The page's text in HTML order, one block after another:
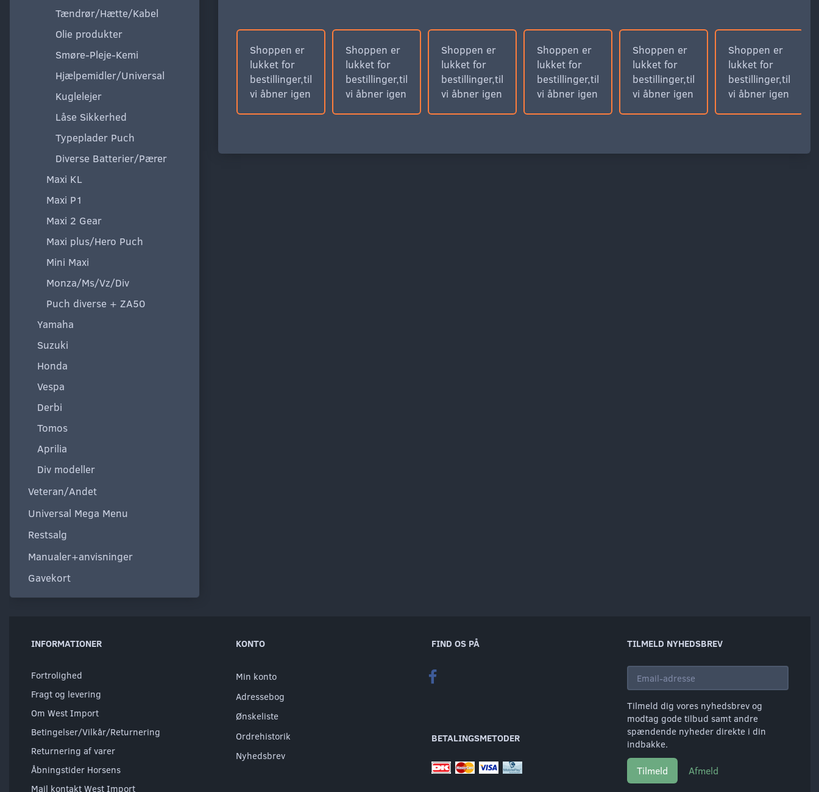
Tændrør/Hætte/Kabel
Olie produkter
Smøre-Pleje-Kemi
Hjælpemidler/Universal
Kuglelejer
Låse Sikkerhed
Typeplader Puch
Diverse Batterier/Pærer
Maxi KL
Maxi P1
Maxi 2 Gear
Maxi plus/Hero Puch
Mini Maxi
Monza/Ms/Vz/Div
Puch diverse + ZA50
Yamaha
Suzuki
Honda
Vespa
Derbi
Tomos
Aprilia
Div modeller
Veteran/Andet
Universal Mega Menu
Restsalg
Manualer+anvisninger
Gavekort
Shoppen er
lukket for
bestillinger,til
vi åbner igen
Shoppen er
lukket for
bestillinger,til
vi åbner igen
Shoppen er
lukket for
bestillinger,til
vi åbner igen
Shoppen er
lukket for
bestillinger,til
vi åbner igen
Shoppen er
lukket for
bestillinger,til
vi åbner igen
Shoppen er
lukket for
bestillinger,til
vi åbner igen
INFORMATIONER
Fortrolighed
Fragt og levering
Om West Import
Betingelser/Vilkår/Returnering
Returnering af varer
Åbningstider Horsens
Mail kontakt West Import
KONTO
Min konto
Adressebog
Ønskeliste
Ordrehistorik
Nyhedsbrev
FIND OS PÅ
BETALINGSMETODER
TILMELD NYHEDSBREV
adresse
Tilmeld dig vores nyhedsbrev og
modtag gode tilbud samt andre
spændende nyheder direkte i din
indbakke.
Tilmeld Afmeld